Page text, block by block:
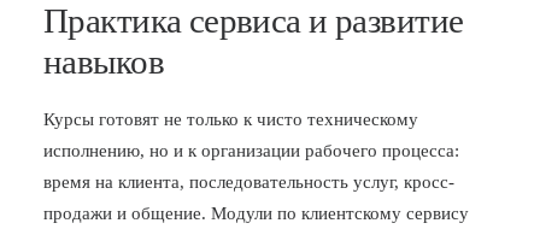
Практика сервиса и развитие
навыков
Курсы готовят не только к чисто техническому
исполнению, но и к организации рабочего процесса:
время на клиента, последовательность услуг, кросс-
продажи и общение. Модули по клиентскому сервису